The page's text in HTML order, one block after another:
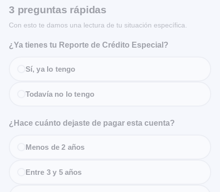
3 preguntas rápidas
Con esto te damos una lectura de tu situación específica.
¿Ya tienes tu Reporte de Crédito Especial?
Sí, ya lo tengo
Todavía no lo tengo
¿Hace cuánto dejaste de pagar esta cuenta?
Menos de 2 años
Entre 3 y 5 años